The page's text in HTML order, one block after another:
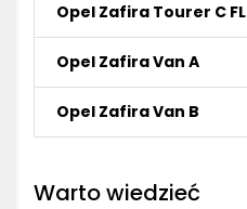
Opel Zafira Tourer C FL
Opel Zafira Van A
Opel Zafira Van B
Warto wiedzieć